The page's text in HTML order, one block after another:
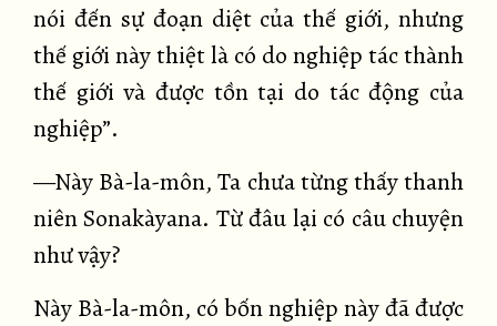
nói đến sự đoạn diệt của thế giới, nhưng
thế giới này thiệt là có do nghiệp tác thành
thế giới và được tồn tại do tác động của
nghiệp”.
—Này Bà-la-môn, Ta chưa từng thấy thanh
niên Sonakàyana. Từ đâu lại có câu chuyện
như vậy?
Này Bà-la-môn, có bốn nghiệp này đã được